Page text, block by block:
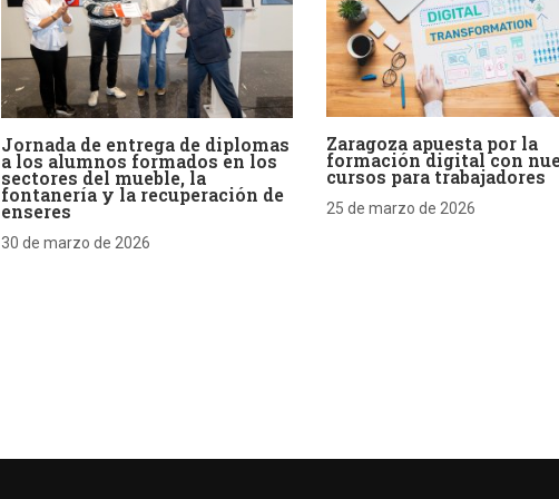
Jornada de entrega de diplomas
a los alumnos formados en los
sectores del mueble, la
fontanería y la recuperación de
enseres
30 de marzo de 2026
Zaragoza apuesta por la
formación digital con
cursos para trabajadores
25 de marzo de 2026